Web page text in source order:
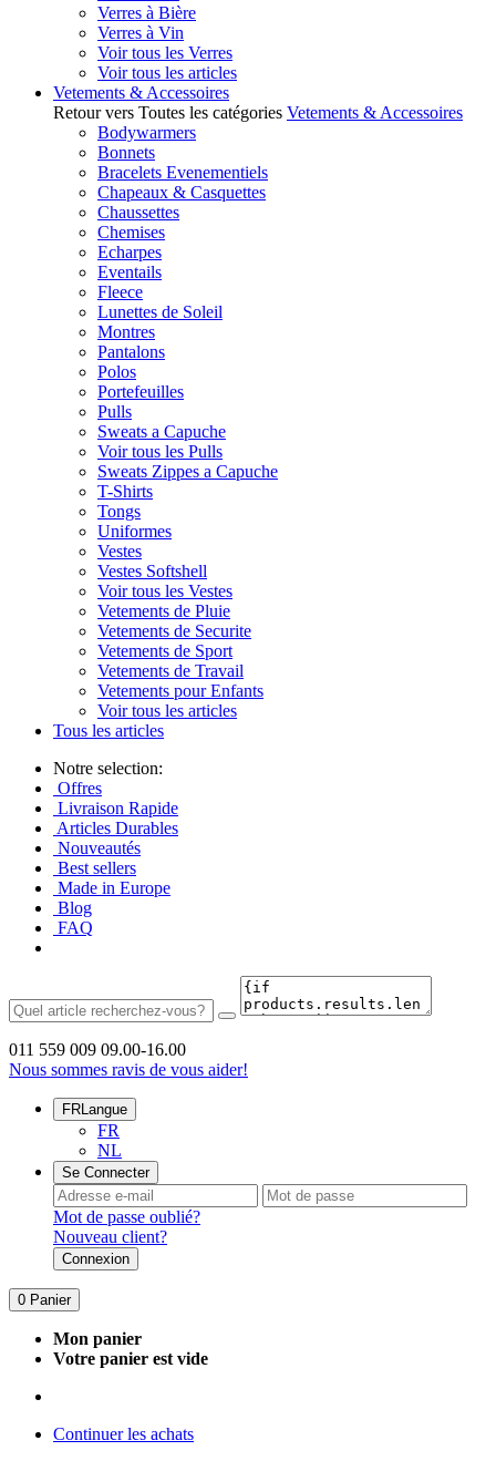
Verres à Bière
Verres à Vin
Voir tous les Verres
Voir tous les articles
Vetements & Accessoires
Retour vers Toutes les catégories Vetements & Accessoires
Bodywarmers
Bonnets
Bracelets Evenementiels
Chapeaux & Casquettes
Chaussettes
Chemises
Echarpes
Eventails
Fleece
Lunettes de Soleil
Montres
Pantalons
Polos
Portefeuilles
Pulls
Sweats a Capuche
Voir tous les Pulls
Sweats Zippes a Capuche
T-Shirts
Tongs
Uniformes
Vestes
Vestes Softshell
Voir tous les Vestes
Vetements de Pluie
Vetements de Securite
Vetements de Sport
Vetements de Travail
Vetements pour Enfants
Voir tous les articles
Tous les articles
Notre selection:
Offres
Livraison Rapide
Articles Durables
Nouveautés
Best sellers
Made in Europe
Blog
FAQ
011 559 009 09.00-16.00
Nous sommes ravis de vous aider!
FRLangue
FR
NL
Se Connecter
Mot de passe oublié?
Nouveau client?
Connexion
0 Panier
Mon panier
Votre panier est vide
Continuer les achats